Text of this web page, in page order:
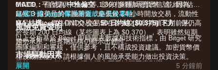
MACD：信號為中性偏空，部分指標顯示賣出信號，因為
MACD 線仍位於零軸附近或略低於零軸。
MA 結構：價格目前交易在50 日均線 ($0.375) 下方，但仍高
於長期 200 日均線（某些圖表上為 $0.370），表明雖然短期
趨勢承壓，但長期結構仍顯示出韌性。
市場驅動因素
當前 ONDO 價格和市場表現主要受以下因素影響：
0.03%。平台提供 Ondo 等 1,300 多種加密貨幣，並維持估值
超過 3 億美元的保護基金，全天候 24 小時開放交易，流動性
充足。Bitget 的 ONDO 交易量在各大交易所持續名列前茅。
免費註冊 Bitget 帳戶並開啟您的交易吧！
風險免責聲明
以上分析基於 Bitget 即時圖表數據和技術指標，由 Bitget 研究
團隊編制和審核，僅供參考，且不構成投資建議。加密貨幣價
格波動性極大，請根據個人的風險承受能力做出投資決策。
展開
5 分鐘前